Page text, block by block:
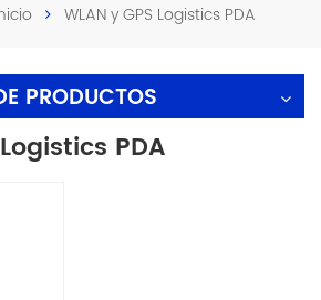
WLAN y GPS Logistics PDA
PRODUCTOS
PDA